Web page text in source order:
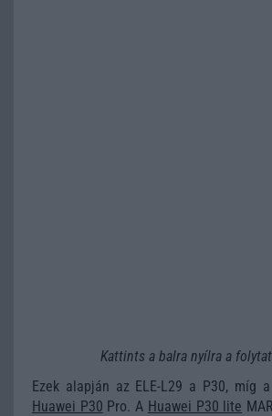
Kattints a balra nyílra a
Ezek alapján az ELE-L29 a P30, míg
Huawei P30 Pro. A Huawei P30 lite